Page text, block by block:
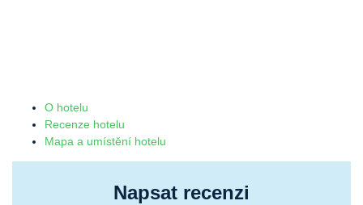
O hotelu
Recenze hotelu
Mapa a umístění hotelu
Napsat recenzi